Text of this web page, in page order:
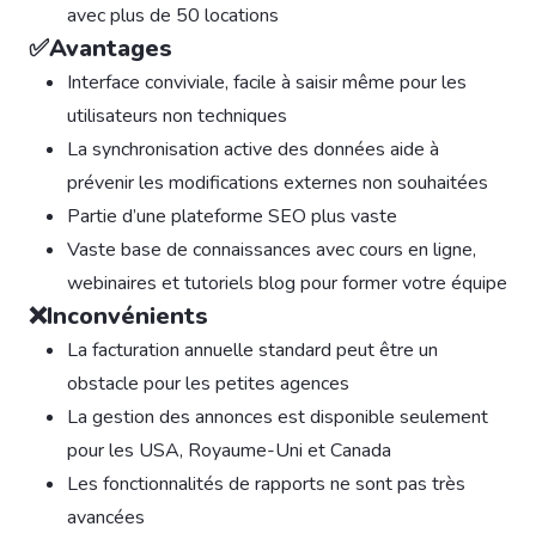
avec plus de 50 locations
✅Avantages
Interface conviviale, facile à saisir même pour les
utilisateurs non techniques
La synchronisation active des données aide à
prévenir les modifications externes non souhaitées
Partie d’une plateforme SEO plus vaste
Vaste base de connaissances avec cours en ligne,
webinaires et tutoriels blog pour former votre équipe
❌Inconvénients
La facturation annuelle standard peut être un
obstacle pour les petites agences
La gestion des annonces est disponible seulement
pour les USA, Royaume-Uni et Canada
Les fonctionnalités de rapports ne sont pas très
avancées